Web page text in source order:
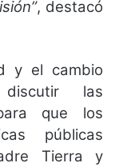
, destacó
y el cambio
las
que los
públicas
Tierra y